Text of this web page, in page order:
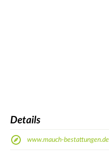
Details
www.mauch-bestattungen.de